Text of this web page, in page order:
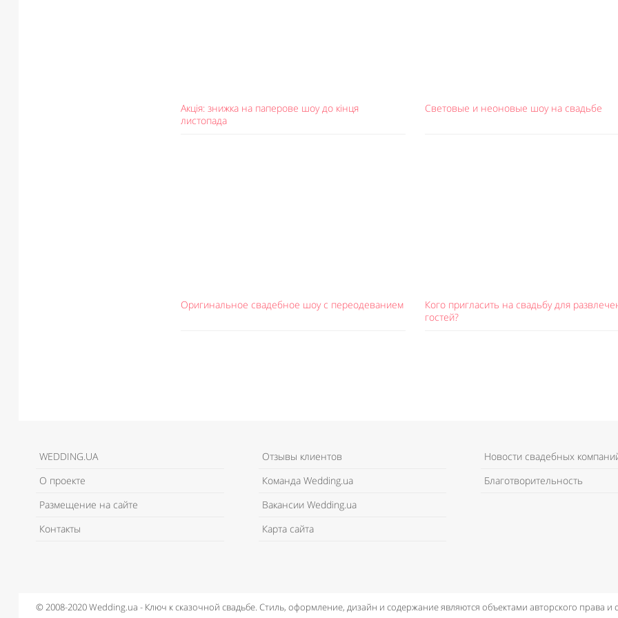
Акція: знижка на паперове шоу до кінця
листопада
Световые и неоновые шоу на свадьбе
Оригинальное свадебное шоу с переодеванием
Кого пригласить на свадьбу для
гостей?
WEDDING.UA
О проекте
Размещение на сайте
Контакты
Отзывы клиентов
Команда Wedding.ua
Вакансии Wedding.ua
Карта сайта
Новости свадебных
Благотворительность
© 2008-2020 Wedding.ua - Ключ к сказочной свадьбе. Стиль, оформление, дизайн и содержание являются объектами авторского права и